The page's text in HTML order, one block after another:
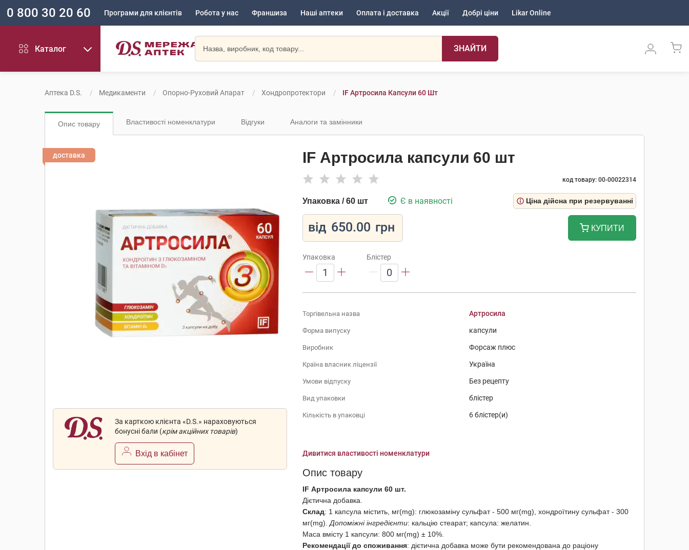
0 800 30 20 60 Програми для клієнтів Робота у нас Франшиза Наші аптеки Оплата і доставка Акції Добрі ціни Likar Online
Каталог ЗНАЙТИ
Аптека D.S. Медикаменти Опорно-Руховий Апарат Хондропротектори IF Артросила Капсули 60 Шт
Опис товару Властивості номенклатури Відгуки Аналоги та замінники
доставка
За карткою клієнта «D.S.» нараховуються
бонусні бали (крім акційних товарів)
Вхід в кабінет
IF Артросила капсули 60 шт
код товару: 00-00022314
Упаковка / 60 шт Є в наявності Ціна дійсна при резервуванні
від 650.00 грн КУПИТИ
Упаковка
1
Блістер
0
Торгівельна назва Артросила
Форма випуску капсули
Виробник Форсаж плюс
Країна власник ліцензії Україна
Умови відпуску Без рецепту
Вид упаковки блістер
Кількість в упаковці 6 блістер(и)
Дивитися властивості номенклатури
Опис товару
IF Артросила капсули 60 шт.
Дієтична добавка.
Склад: 1 капсула містить, мг(mg): глюкозаміну сульфат - 500 мг(mg), хондроїтину сульфат - 300
мг(mg). Допоміжні інгредієнти: кальцію стеарат; капсула: желатин.
Маса вмісту 1 капсули: 800 мг(mg) ± 10%.
Рекомендації до споживання: дієтична добавка може бути рекомендована до раціону